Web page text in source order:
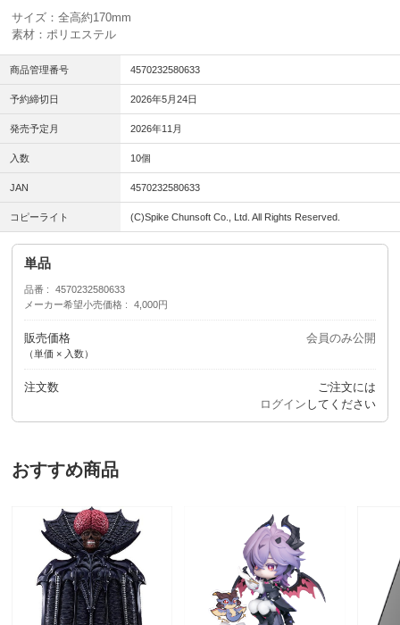
サイズ：全高約170mm
素材：ポリエステル
商品管理番号 4570232580633
予約締切日 2026年5月24日
発売予定月 2026年11月
入数 10個
JAN 4570232580633
コピーライト (C)Spike Chunsoft Co., Ltd. All Rights Reserved.
単品
品番
4570232580633
メーカー希望小売価格
4,000円
販売価格
（単価 × 入数）
会員のみ公開
注文数
ご注文には
ログイン してください
おすすめ商品